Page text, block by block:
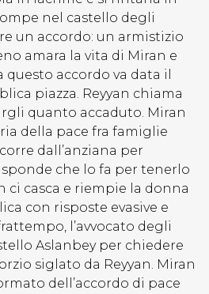
nel castello degli
un accordo: un armistizio
amara la vita di Miran e
questo accordo va data il
piazza. Reyyan chiama
quanto accaduto. Miran
della pace fra famiglie
dall’anziana per
che lo fa per tenerlo
ci casca e riempie la donna
con risposte evasive e
l’avvocato degli
Aslanbey per chiedere
siglato da Reyyan. Miran
dell’accordo di pace